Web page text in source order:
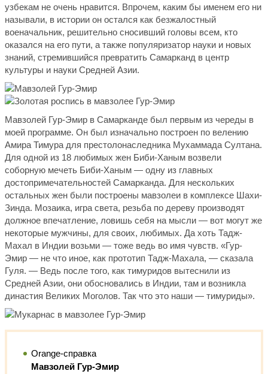
узбекам не очень нравится. Впрочем, каким бы именем его ни
называли, в истории он остался как безжалостный
военачальник, решительно сносивший головы всем, кто
оказался на его пути, а также популяризатор науки и новых
знаний, стремившийся превратить Самарканд в центр
культуры и науки Средней Азии.
Мавзолей Гур-Эмир в Самарканде был первым из череды в
моей программе. Он был изначально построен по велению
Амира Тимура для престолонаследника Мухаммада Султана.
Для одной из 18 любимых жен Биби-Ханым возвели
соборную мечеть Биби-Ханым — одну из главных
достопримечательностей Самарканда. Для нескольких
остальных жен были построены мавзолеи в комплексе Шахи-
Зинда. Мозаика, игра света, резьба по дереву производят
должное впечатление, ловишь себя на мысли — вот могут же
некоторые мужчины, для своих, любимых. Да хоть Тадж-
Махал в Индии возьми — тоже ведь во имя чувств. «Гур-
Эмир — не что иное, как прототип Тадж-Махала, — сказала
Гуля. — Ведь после того, как тимуридов вытеснили из
Средней Азии, они обосновались в Индии, там и возникла
династия Великих Моголов. Так что это наши — тимуриды».
Orange-справка
Мавзолей Гур-Эмир